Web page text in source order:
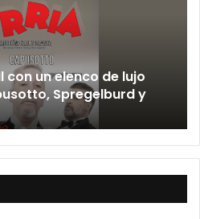
anunciaron su show en
las entradas